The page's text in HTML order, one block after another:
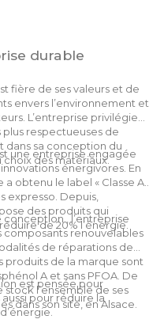
durable
fière de ses valeurs et de
envers l’environnement et
L’entreprise privilégie
respectueuses de
dans sa conception du
choix des matériaux.
une entreprise engagée
énergivores. En
a obtenu le label « Classe A »
expresso. Depuis,
des produits qui
de 20% l’énergie.
conception , l’entreprise
composants renouvelables
de réparations de
produits de la marque sont
A et sans PFOA. De
stock l’ensemble de ses
dans son site, en Alsace.
est pensée pour
aussi pour réduire la